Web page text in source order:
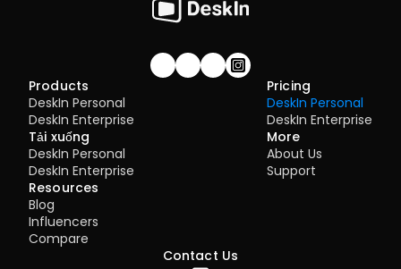
Join our community!
Products
DeskIn Personal
DeskIn Enterprise
Tải xuống
DeskIn Personal
DeskIn Enterprise
Pricing
DeskIn Personal
DeskIn Enterprise
More
About Us
Support
Resources
Blog
Influencers
Compare
Contact Us